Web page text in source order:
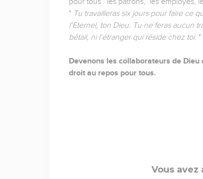
" Tu travailleras six jours pour faire ce
l’Eternel, ton Dieu. Tu ne feras aucun
bétail, ni l’étranger qui réside chez toi. "
Devenons les collaborateurs de
droit au repos pour tous.
Vous avez